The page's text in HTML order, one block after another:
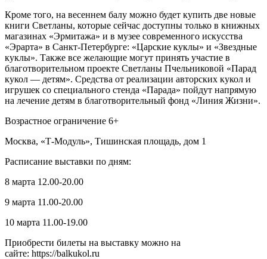
Кроме того, на весеннем балу можно будет купить две новые
книги Светланы, которые сейчас доступны только в книжных
магазинах «Эрмитажа» и в музее современного искусства
«Эрарта» в Санкт-Петербурге: «Царские куклы» и «Звездные
куклы». Также все желающие могут принять участие в
благотворительном проекте Светланы Пчельниковой «Парад
кукол — детям». Средства от реализации авторских кукол и
игрушек со специального стенда «Парада» пойдут напрямую
на лечение детям в благотворительный фонд «Линия Жизни».
Возрастное ограничение 6+
Москва, «Т-Модуль», Тишинская площадь, дом 1
Расписание выставки по дням:
8 марта 12.00-20.00
9 марта 11.00-20.00
10 марта 11.00-19.00
Приобрести билеты на выставку можно на
сайте: https://balkukol.ru